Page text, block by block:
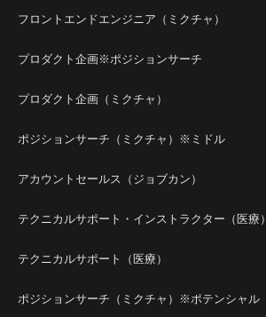
フロントエンドエンジニア（ミクチャ）
プロダクト企画※ポジションサーチ
プロダクト企画（ミクチャ）
ポジションサーチ（ミクチャ）※ミドル
アカウントセールス（ジョブカン）
テクニカルサポート・インストラクター（医療）
テクニカルサポート（医療）
ポジションサーチ（ミクチャ）※ポテンシャル